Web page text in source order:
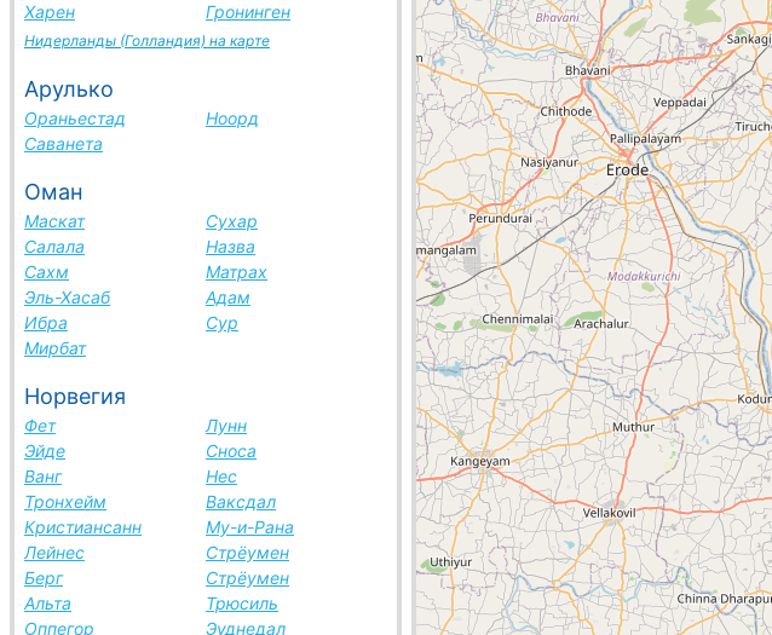
Харен
Гронинген
Нидерланды (Голландия) на карте
Арулько
Ораньестад
Ноорд
Саванета
Оман
Маскат
Сухар
Салала
Назва
Сахм
Матрах
Эль-Хасаб
Адам
Ибра
Сур
Мирбат
Норвегия
Фет
Лунн
Эйде
Сноса
Ванг
Нес
Тронхейм
Ваксдал
Кристиансанн
Му-и-Рана
Лейнес
Стрёумен
Берг
Стрёумен
Альта
Трюсиль
Оппегор
Эуднедал